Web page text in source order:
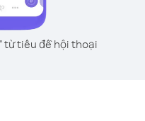
từ tiêu đề hội thoại